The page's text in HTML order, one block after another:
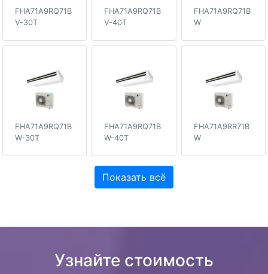
FHA71A9RQ71B
V-30T
FHA71A9RQ71B
V-40T
FHA71A9RQ71B
W
FHA71A9RQ71B
W-30T
FHA71A9RQ71B
W-40T
FHA71A9RR71B
W
Показать всё
Узнайте стоимость